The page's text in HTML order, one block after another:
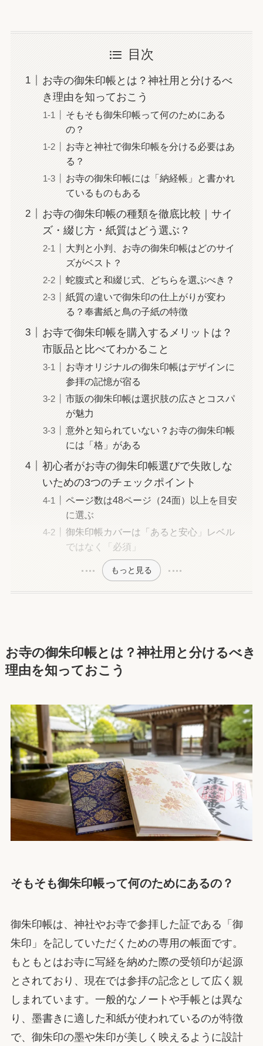
目次
お寺の御朱印帳とは？神社用と分けるべ
き理由を知っておこう
そもそも御朱印帳って何のためにある
の？
お寺と神社で御朱印帳を分ける必要はあ
る？
お寺の御朱印帳には「納経帳」と書かれ
ているものもある
お寺の御朱印帳の種類を徹底比較｜サイ
ズ・綴じ方・紙質はどう選ぶ？
大判と小判、お寺の御朱印帳はどのサイ
ズがベスト？
蛇腹式と和綴じ式、どちらを選ぶべき？
紙質の違いで御朱印の仕上がりが変わ
る？奉書紙と鳥の子紙の特徴
お寺で御朱印帳を購入するメリットは？
市販品と比べてわかること
お寺オリジナルの御朱印帳はデザインに
参拝の記憶が宿る
市販の御朱印帳は選択肢の広さとコスパ
が魅力
意外と知られていない？お寺の御朱印帳
には「格」がある
初心者がお寺の御朱印帳選びで失敗しな
いための3つのチェックポイント
ページ数は48ページ（24面）以上を目安
に選ぶ
御朱印帳カバーは「あると安心」レベル
ではなく「必須」
もっと見る
お寺の御朱印帳とは？神社用と分けるべき
理由を知っておこう
そもそも御朱印帳って何のためにあるの？
御朱印帳は、神社やお寺で参拝した証である「御
朱印」を記していただくための専用の帳面です。
もともとはお寺に写経を納めた際の受領印が起源
とされており、現在では参拝の記念として広く親
しまれています。一般的なノートや手帳とは異な
り、墨書きに適した和紙が使われているのが特徴
で、御朱印の墨や朱印が美しく映えるように設計